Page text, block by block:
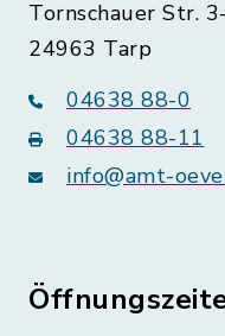
Tornschauer Str.
24963 Tarp
04638 88-0
04638 88-11
info@amt-